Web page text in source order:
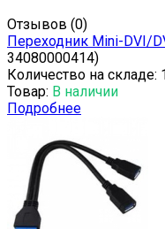
Отзывов (0)
Переходник Mini-DVI/
34080000414)
Количество на складе:
Товар: В наличии
Подробнее